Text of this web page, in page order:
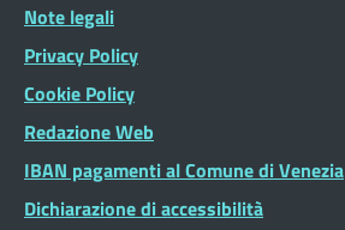
Note legali
Privacy Policy
Cookie Policy
Redazione Web
IBAN pagamenti al Comune di Venezia
Dichiarazione di accessibilità